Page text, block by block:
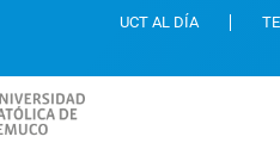
UCT AL DÍA